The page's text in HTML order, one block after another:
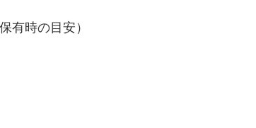
有時の目安）